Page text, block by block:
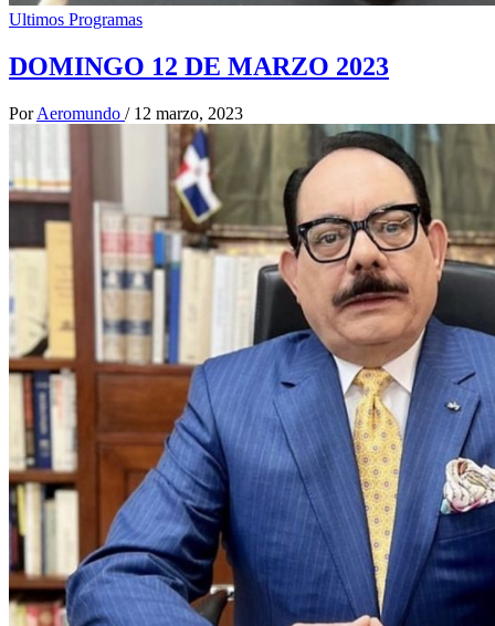
Ultimos Programas
DOMINGO 12 DE MARZO 2023
Por Aeromundo / 12 marzo, 2023